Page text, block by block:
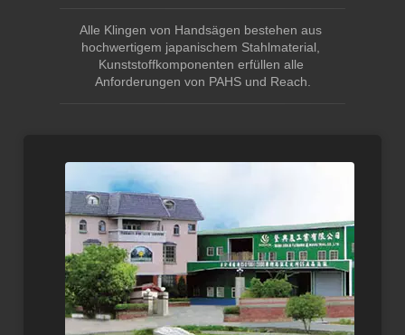
Alle Klingen von Handsägen bestehen aus
hochwertigem japanischem Stahlmaterial,
Kunststoffkomponenten erfüllen alle
Anforderungen von PAHS und Reach.